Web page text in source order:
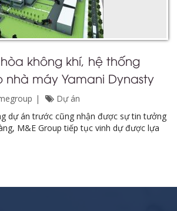
không khí, hệ thống
nhà máy Yamani Dynasty
Dự án
dự án trước cũng nhận được sự tin tưởng
M&E Group tiếp tục vinh dự được lựa